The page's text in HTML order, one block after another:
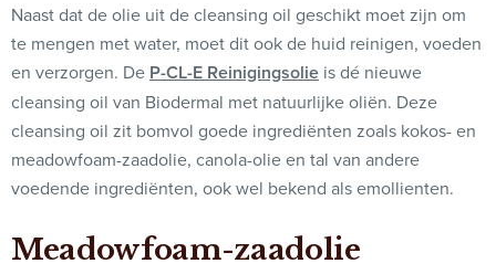
Naast dat de olie uit de cleansing oil geschikt moet zijn om
te mengen met water, moet dit ook de huid reinigen, voeden
en verzorgen. De P-CL-E Reinigingsolie is dé nieuwe
cleansing oil van Biodermal met natuurlijke oliën. Deze
cleansing oil zit bomvol goede ingrediënten zoals kokos- en
meadowfoam-zaadolie, canola-olie en tal van andere
voedende ingrediënten, ook wel bekend als emollienten.
Meadowfoam-zaadolie